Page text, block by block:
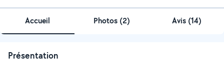
Accueil Photos (2) Avis (14)
Présentation